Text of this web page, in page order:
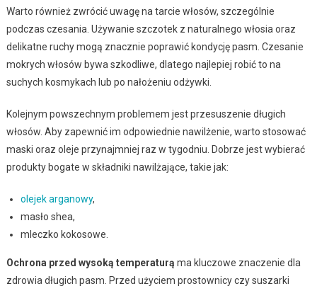
Warto również zwrócić uwagę na tarcie włosów, szczególnie
podczas czesania. Używanie szczotek z naturalnego włosia oraz
delikatne ruchy mogą znacznie poprawić kondycję pasm. Czesanie
mokrych włosów bywa szkodliwe, dlatego najlepiej robić to na
suchych kosmykach lub po nałożeniu odżywki.
Kolejnym powszechnym problemem jest przesuszenie długich
włosów. Aby zapewnić im odpowiednie nawilżenie, warto stosować
maski oraz oleje przynajmniej raz w tygodniu. Dobrze jest wybierać
produkty bogate w składniki nawilżające, takie jak:
olejek arganowy,
masło shea,
mleczko kokosowe.
Ochrona przed wysoką temperaturą ma kluczowe znaczenie dla
zdrowia długich pasm. Przed użyciem prostownicy czy suszarki